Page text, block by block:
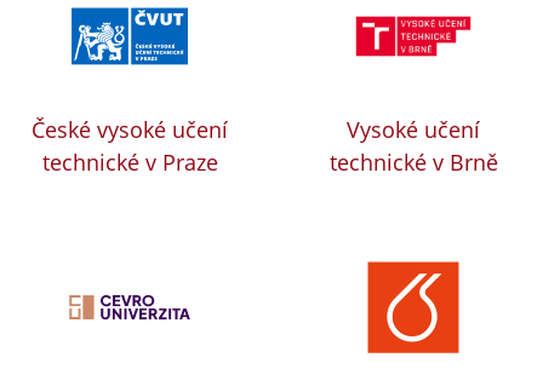
České vysoké učení
technické v Praze
Vysoké učení
technické v Brně